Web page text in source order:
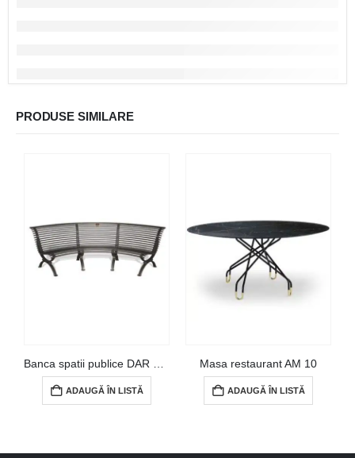
PRODUSE SIMILARE
ADAUGĂ ÎN LISTĂ
Masa restaurant AM 10
ADAUGĂ ÎN LISTĂ